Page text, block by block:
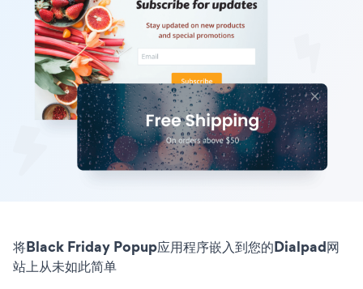
将Black Friday Popup应用程序嵌入到您的Dialpad网
站上从未如此简单